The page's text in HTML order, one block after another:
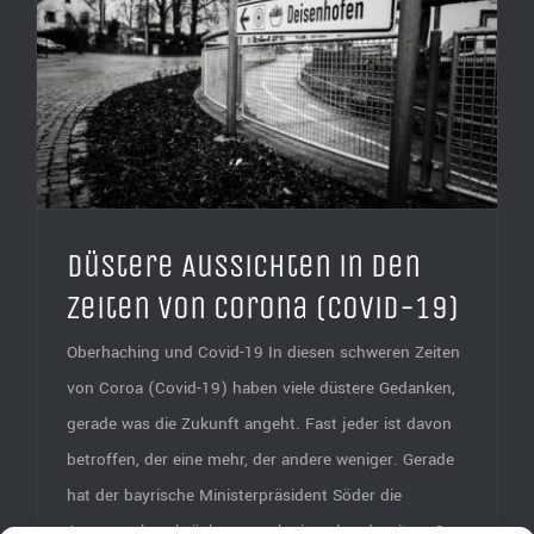
Düstere Aussichten in den
Zeiten von Corona (Covid-19)
Oberhaching und Covid-19 In diesen schweren Zeiten
von Coroa (Covid-19) haben viele düstere Gedanken,
gerade was die Zukunft angeht. Fast jeder ist davon
betroffen, der eine mehr, der andere weniger. Gerade
hat der bayrische Ministerpräsident Söder die